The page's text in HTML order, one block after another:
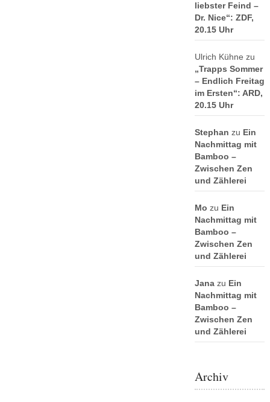
liebster Feind –
Dr. Nice“: ZDF,
20.15 Uhr
Ulrich Kühne zu
„Trapps Sommer
– Endlich Freitag
im Ersten“: ARD,
20.15 Uhr
Stephan zu Ein
Nachmittag mit
Bamboo –
Zwischen Zen
und Zählerei
Mo zu Ein
Nachmittag mit
Bamboo –
Zwischen Zen
und Zählerei
Janazu Ein
Nachmittag mit
Bamboo –
Zwischen Zen
und Zählerei
Archiv